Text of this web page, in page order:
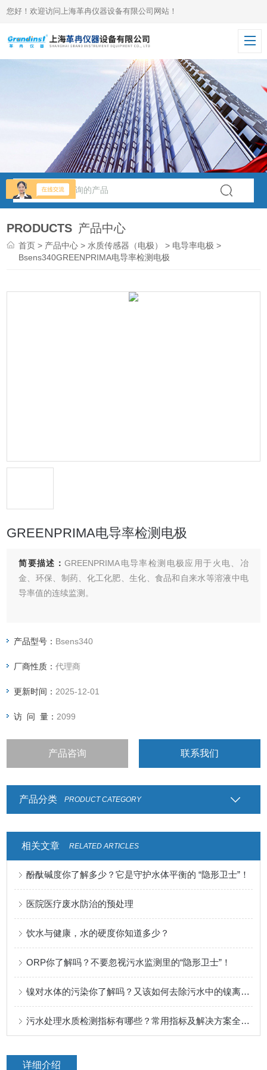
您好！欢迎访问上海革冉仪器设备有限公司网站！
PRODUCTS 产品中心
首页 > 产品中心 > 水质传感器（电极） > 电导率电极 >
Bsens340GREENPRIMA电导率检测电极
GREENPRIMA电导率检测电极
简要描述：GREENPRIMA电导率检测电极应用于火电、冶
金、环保、制药、化工化肥、生化、食品和自来水等溶液中电
导率值的连续监测。
产品型号： Bsens340
厂商性质：代理商
更新时间： 2025-12-01
访 问 量： 2099
产品咨询 联系我们
产品分类 PRODUCT CATEGORY
相关文章 RELATED ARTICLES
酚酞碱度你了解多少？它是守护水体平衡的 “隐形卫士”！
医院医疗废水防治的预处理
饮水与健康，水的硬度你知道多少？
ORP你了解吗？不要忽视污水监测里的“隐形卫士”！
镍对水体的污染你了解吗？又该如何去除污水中的镍离子呢？
污水处理水质检测指标有哪些？常用指标及解决方案全方面解析！
详细介绍